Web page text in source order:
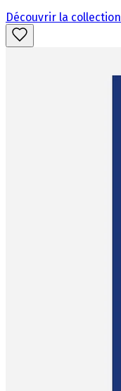
Découvrir la collection